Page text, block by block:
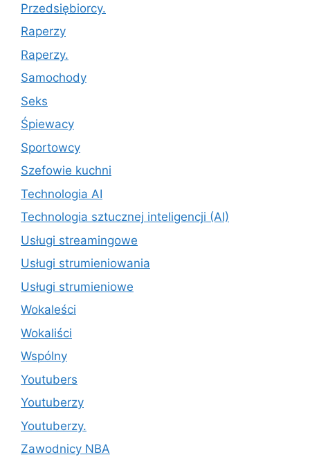
Przedsiębiorcy.
Raperzy
Raperzy.
Samochody
Seks
Śpiewacy
Sportowcy
Szefowie kuchni
Technologia AI
Technologia sztucznej inteligencji (AI)
Usługi streamingowe
Usługi strumieniowania
Usługi strumieniowe
Wokaleści
Wokaliści
Wspólny
Youtubers
Youtuberzy
Youtuberzy.
Zawodnicy NBA